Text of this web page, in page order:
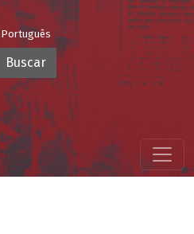
Pasar al contenido principal
Português